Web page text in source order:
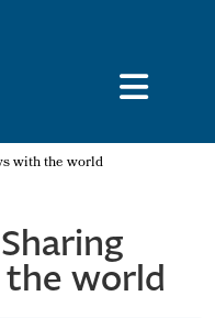
with the world
world